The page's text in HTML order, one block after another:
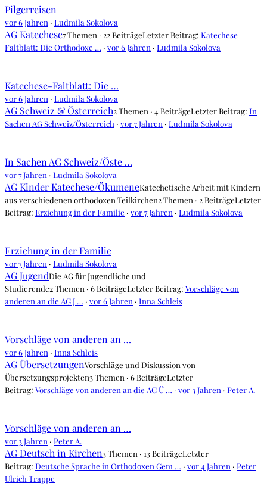
Pilgerreisen
vor 6 Jahren · Ludmila Sokolova
AG Katechese7 Themen · 22 BeiträgeLetzter Beitrag: Katechese-
Faltblatt: Die Orthodoxe … · vor 6 Jahren · Ludmila Sokolova
Katechese-Faltblatt: Die …
vor 6 Jahren · Ludmila Sokolova
AG Schweiz & Österreich2 Themen · 4 BeiträgeLetzter Beitrag: In
Sachen AG Schweiz/Österreich · vor 7 Jahren · Ludmila Sokolova
In Sachen AG Schweiz/Öste …
vor 7 Jahren · Ludmila Sokolova
AG Kinder Katechese/ÖkumeneKatechetische Arbeit mit Kindern
aus verschiedenen orthodoxen Teilkirchen2 Themen · 2 BeiträgeLetzter
Beitrag: Erziehung in der Familie · vor 7 Jahren · Ludmila Sokolova
Erziehung in der Familie
vor 7 Jahren · Ludmila Sokolova
AG JugendDie AG für Jugendliche und
Studierende2 Themen · 6 BeiträgeLetzter Beitrag: Vorschläge von
anderen an die AG J … · vor 6 Jahren · Inna Schleis
Vorschläge von anderen an …
vor 6 Jahren · Inna Schleis
AG ÜbersetzungenVorschläge und Diskussion von
Übersetzungsprojekten3 Themen · 6 BeiträgeLetzter
Beitrag: Vorschläge von anderen an die AG Ü … · vor 3 Jahren · Peter A.
Vorschläge von anderen an …
vor 3 Jahren · Peter A.
AG Deutsch in Kirchen3 Themen · 13 BeiträgeLetzter
Beitrag: Deutsche Sprache in Orthodoxen Gem … · vor 4 Jahren · Peter
Ulrich Trappe